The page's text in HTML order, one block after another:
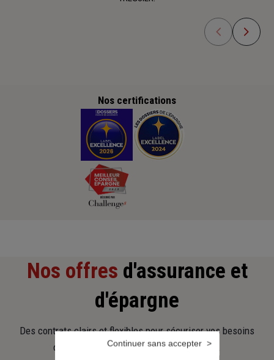
Nos certifications
Nos offres d'assurance et
d'épargne
Des contrats clairs et flexibles pour sécuriser vos besoins
d’aujourd’hui et anticiper ceux de demain.
Continuer sans accepter